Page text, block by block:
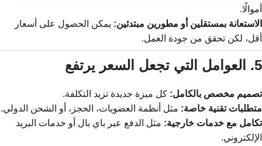
أموالًا.
الاستعانة بمستقلين أو مطورين مبتدئين: يمكن الحصول على أسعار
أقل، لكن تحقق من جودة العمل.
5. العوامل التي تجعل السعر يرتفع
تصميم مخصص بالكامل: كل ميزة جديدة تزيد التكلفة.
متطلبات تقنية خاصة: مثل أنظمة العضويات، الحجز، أو الشحن الدولي.
تكامل مع خدمات خارجية: مثل الدفع عبر باي بال أو خدمات البريد
الإلكتروني.